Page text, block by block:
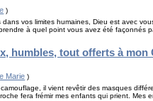
)
vos limites humaines, Dieu est avec
à quel point vous avez été façonnés
humbles, tout offerts à mon
Marie )
il vient revêtir des masques
fera frémir mes enfants qui prient. Mes